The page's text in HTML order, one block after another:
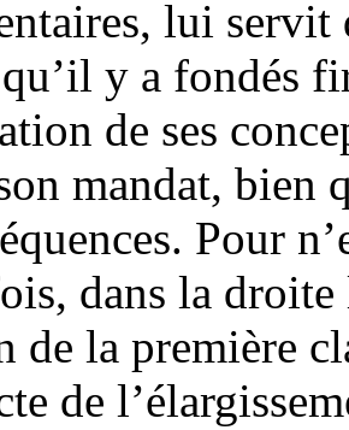
lui
y a fondés
de ses
mandat, bien
Pour
dans la
de la première
de